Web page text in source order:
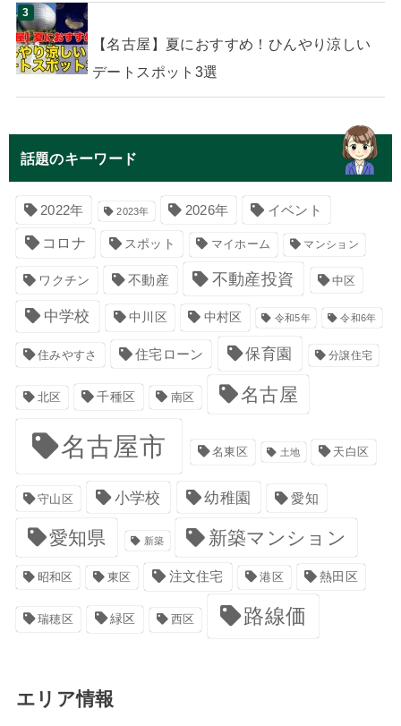
【名古屋】夏におすすめ！ひんやり涼しい
デートスポット3選
話題のキーワード
2022年 2023年 2026年 イベント
コロナ スポット マイホーム マンション
ワクチン 不動産 不動産投資 中区
中学校 中川区 中村区 令和5年 令和6年
住みやすさ 住宅ローン 保育園 分譲住宅
北区 千種区 南区 名古屋
名古屋市 名東区 土地 天白区
守山区 小学校 幼稚園 愛知
愛知県 新築 新築マンション
昭和区 東区 注文住宅 港区 熱田区
瑞穂区 緑区 西区 路線価
エリア情報